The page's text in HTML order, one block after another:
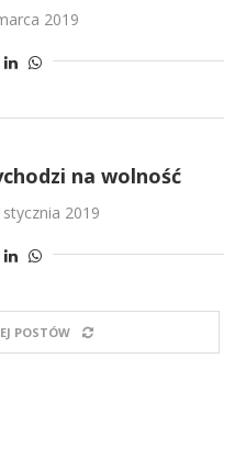
2019
na wolność
stycznia 2019
POSTÓW